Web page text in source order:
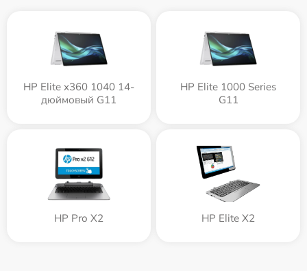
HP Elite x360 1040 14-
дюймовый G11
HP Elite 1000 Series
G11
HP Pro X2 HP Elite X2